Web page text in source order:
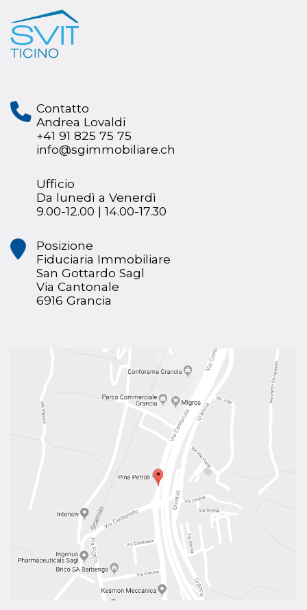
Contatto
Andrea Lovaldi
+41 91 825 75 75
info@sgimmobiliare.ch
Ufficio
Da lunedì a Venerdì
9.00-12.00 | 14.00-17.30
Posizione
Fiduciaria Immobiliare
San Gottardo Sagl
Via Cantonale
6916 Grancia